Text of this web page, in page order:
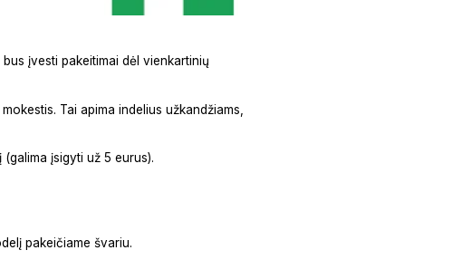
įvesti pakeitimai dėl vienkartinių
Tai apima indelius užkandžiams,
įsigyti už 5 eurus).
pakeičiame švariu.